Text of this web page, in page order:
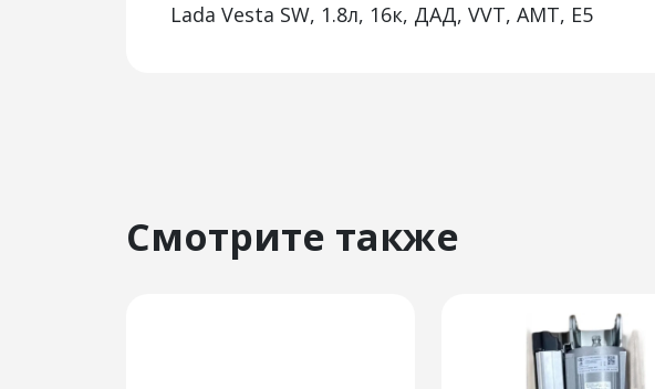
Lada Vesta SW, 1.8л, 16к, ДАД, VVT, АМТ, Е5
Смотрите также